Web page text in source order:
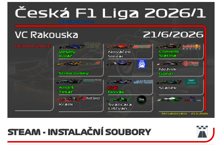
STEAM - INSTALAČNÍ SOUBORY